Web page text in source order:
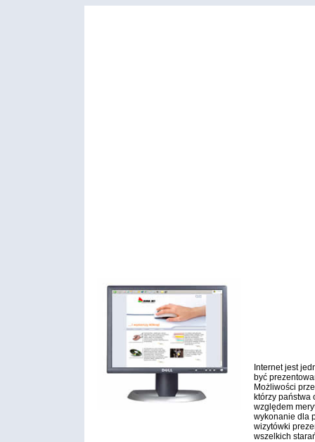
Internet jest
być
Możliwości
którzy państwa
względem
wykonanie dla
wizytówki
wszelkich